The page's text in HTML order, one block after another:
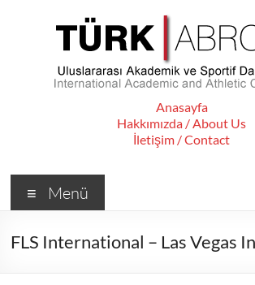
TÜRKABROAD
Uluslararası
Akademik
ve
Anasayfa
Hakkımızda / About Us
İletişim / Contact
Menü
FLS International – Las Vegas